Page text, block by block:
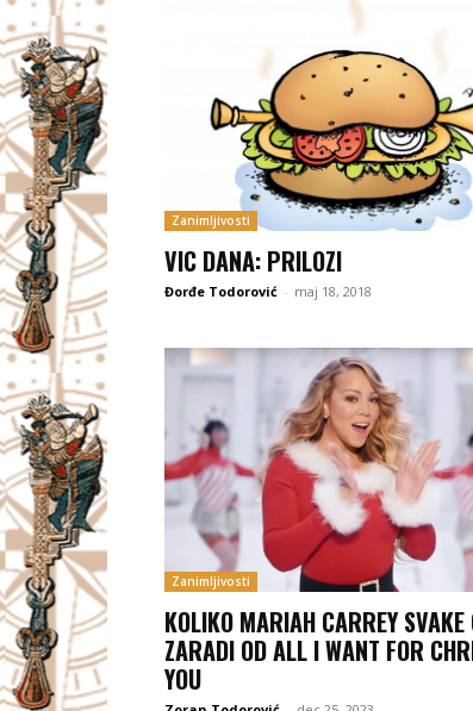
Zanimljivosti
VIC DANA: PRILOZI
Đorđe Todorović - maj 18, 2018
Zanimljivosti
KOLIKO MARIAH CARREY SVAKE
ZARADI OD ALL I WANT FOR
YOU